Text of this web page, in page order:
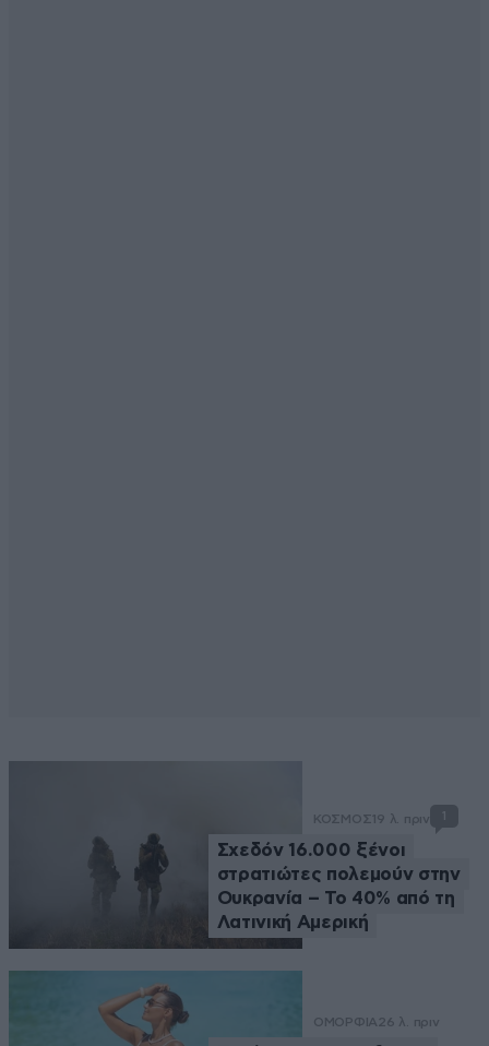
ΚΟΣΜΟΣ 19 λ. πριν
Σχεδόν 16.000 ξένοι
στρατιώτες πολεμούν στην
Ουκρανία – Το 40% από τη
Λατινική Αμερική
ΟΜΟΡΦΙΑ26 λ. πριν